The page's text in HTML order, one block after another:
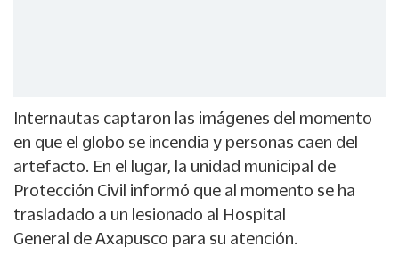
Internautas captaron las imágenes del momento
en que el globo se incendia y personas caen del
artefacto. En el lugar, la unidad municipal de
Protección Civil informó que al momento se ha
trasladado a un lesionado al Hospital
General de Axapusco para su atención.